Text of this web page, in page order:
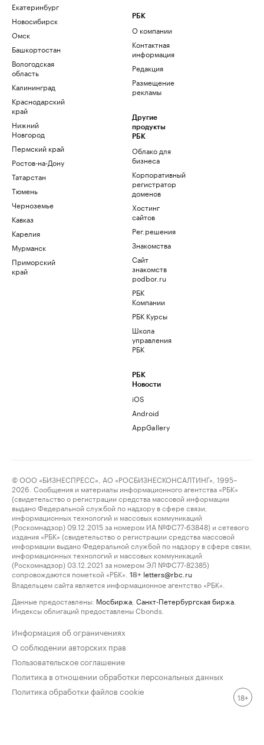
Екатеринбург
Новосибирск
Омск
Башкортостан
Вологодская
область
Калининград
Краснодарский
край
Нижний
Новгород
Пермский край
Ростов-на-Дону
Татарстан
Тюмень
Черноземье
Кавказ
Карелия
Мурманск
Приморский
край
РБК
О компании
Контактная
информация
Редакция
Размещение
рекламы
Другие
продукты
РБК
Облако для
бизнеса
Корпоративный
регистратор
доменов
Хостинг
сайтов
Рег.решения
Знакомства
Сайт
знакомств
podbor.ru
РБК
Компании
РБК Курсы
Школа
управления
РБК
РБК
Новости
iOS
Android
AppGallery
© ООО «БИЗНЕСПРЕСС», АО «РОСБИЗНЕСКОНСАЛТИНГ», 1995–
2026. Сообщения и материалы информационного агентства «РБК»
(свидетельство о регистрации средства массовой информации
выдано Федеральной службой по надзору в сфере связи,
информационных технологий и массовых коммуникаций
(Роскомнадзор) 09.12.2015 за номером ИА №ФС77-63848) и сетевого
издания «РБК» (свидетельство о регистрации средства массовой
информации выдано Федеральной службой по надзору в сфере связи,
информационных технологий и массовых коммуникаций
(Роскомнадзор) 03.12.2021 за номером ЭЛ №ФС77-82385)
сопровождаются пометкой «РБК».
18+ letters@rbc.ru
Владельцем сайта является информационное агентство «РБК».
Данные предоставлены: Мосбиржа Санкт-Петербургская биржа
Индексы облигаций предоставлены Cbonds.
Информация об ограничениях
О соблюдении авторских прав
Пользовательское соглашение
Политика в отношении обработки персональных данных
Политика обработки файлов cookie
18+